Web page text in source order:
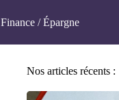
Finance / Épargne
Nos articles récents :